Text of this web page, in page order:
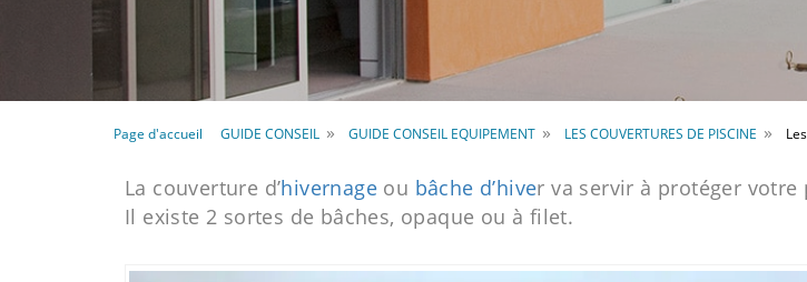
Page d'accueil GUIDE CONSEIL » GUIDE CONSEIL EQUIPEMENT » LES COUVERTURES DE PISCINE »
La couverture d’hivernage ou bâche d’hiver va servir à protéger votre
Il existe 2 sortes de bâches, opaque ou à filet.